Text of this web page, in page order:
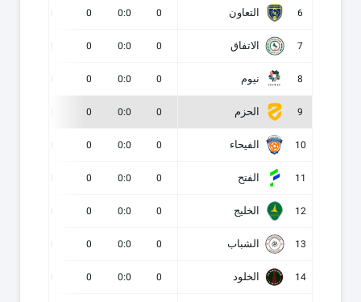
6 التعاون 0
0:0
0
7 الاتفاق 0
0:0
0
8 نيوم 0
0:0
0
9 الحزم 0
0:0
0
10 الفيحاء 0
0:0
0
11 الفتح 0
0:0
0
12 الخليج 0
0:0
0
13 الشباب 0
0:0
0
14 الخلود 0
0:0
0